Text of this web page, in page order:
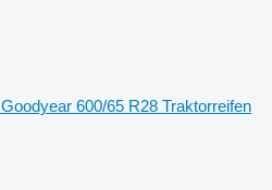
Goodyear 600/65 R28 Traktorreifen